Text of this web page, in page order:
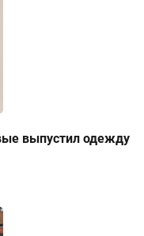
выпустил одежду